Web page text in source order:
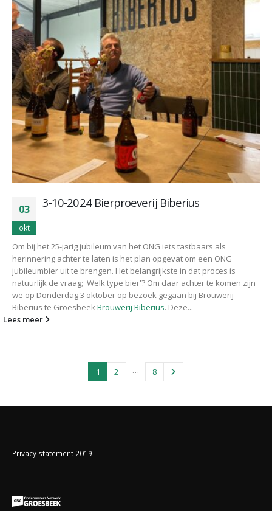
03
okt
3-10-2024 Bierproeverij Biberius
Om bij het 25-jarig jubileum van het ONG iets tastbaars als
herinnering achter te laten is het plan opgevat om een ONG
jubileumbier uit te brengen. Het belangrijkste in dat proces is
natuurlijk de vraag; 'Welk type bier'? Om daar achter te komen zijn
we op Donderdag 3 oktober op bezoek gegaan bij Brouwerij
Biberius te GroesbeekBrouwerij Biberius. Deze...
Lees meer
1 2 … 8
Privacy statement 2019